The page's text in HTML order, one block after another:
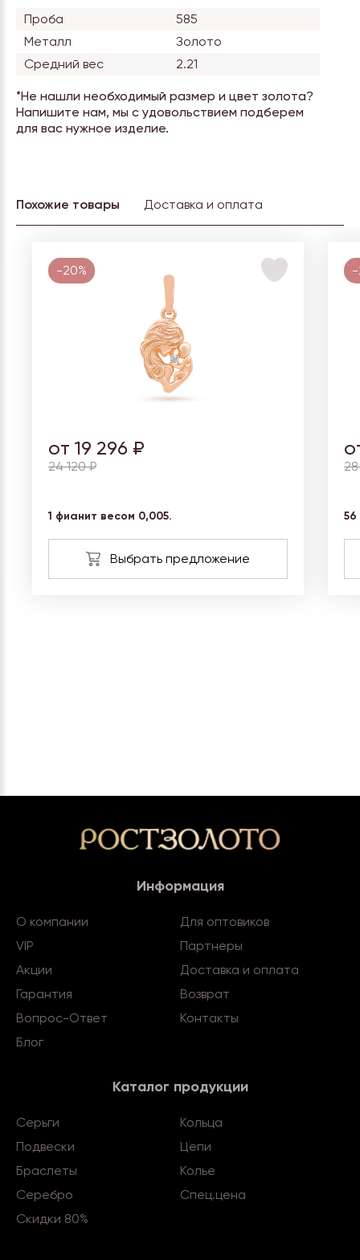
Проба
585
Металл
Золото
Средний вес
2.21
*Не нашли необходимый размер и цвет золота?
Напишите нам, мы с удовольствием подберем
для вас нужное изделие.
Похожие товары Доставка и оплата
-20%
от 19 296 ₽
24 120 ₽
1 фианит весом 0,005.
-
56
Информация
О компании
Для оптовиков
VIP
Партнеры
Акции
Доставка и оплата
Гарантия
Возврат
Вопрос-Ответ
Контакты
Блог
Каталог продукции
Серьги
Кольца
Подвески
Цепи
Браслеты
Колье
Серебро
Спец.цена
Скидки 80%